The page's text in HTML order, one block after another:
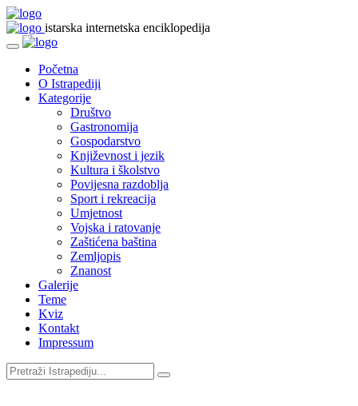
istarska internetska enciklopedija
Početna
O Istrapediji
Kategorije
Društvo
Gastronomija
Gospodarstvo
Književnost i jezik
Kultura i školstvo
Povijesna razdoblja
Sport i rekreacija
Umjetnost
Vojska i ratovanje
Zaštićena baština
Zemljopis
Znanost
Galerije
Teme
Kviz
Kontakt
Impressum